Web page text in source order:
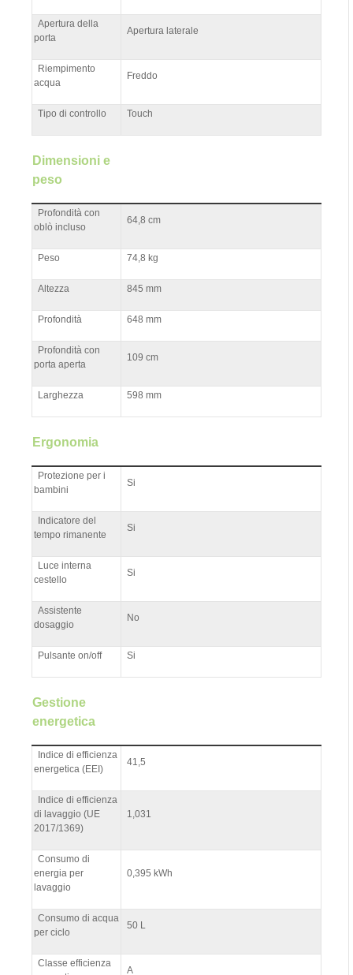
Apertura della
porta
Apertura laterale
Riempimento
acqua
Freddo
Tipo di controllo Touch
Dimensioni e
peso
Profondità con
oblò incluso
64,8 cm
Peso 74,8 kg
Altezza 845 mm
Profondità 648 mm
Profondità con
porta aperta
109 cm
Larghezza 598 mm
Ergonomia
Protezione per i
bambini
Si
Indicatore del
tempo rimanente
Si
Luce interna
cestello
Si
Assistente
dosaggio
No
Pulsante on/off Si
Gestione
energetica
Indice di efficienza
energetica (EEI)
41,5
Indice di efficienza
di lavaggio (UE
2017/1369)
1,031
Consumo di
energia per
lavaggio
0,395 kWh
Consumo di acqua
per ciclo
50 L
Classe efficienza
A